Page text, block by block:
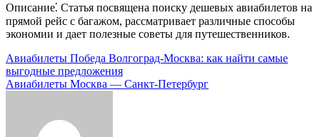
Описание⁚ Статья посвящена поиску дешевых авиабилетов на
прямой рейс с багажом, рассматривает различные способы
экономии и дает полезные советы для путешественников.
Навигация
по
Авиабилеты Победа Волгоград-Москва: как найти самые
выгодные предложения
Авиабилеты Москва — Санкт-Петербург